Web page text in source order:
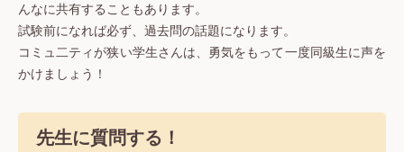
んなに共有することもあります。
試験前になれば必ず、過去問の話題になります。
コミュ二ティが狭い学生さんは、勇気をもって一度同級生に声を
かけましょう！
先生に質問する！